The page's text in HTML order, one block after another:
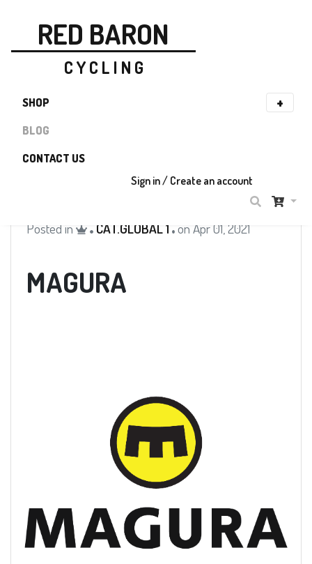
RED BARON
C Y C L I N G
SHOP
BLOG
CONTACT US
Sign in / Create an account
Posted in CAT.GLOBAL 1 on Apr 01, 2021
MAGURA